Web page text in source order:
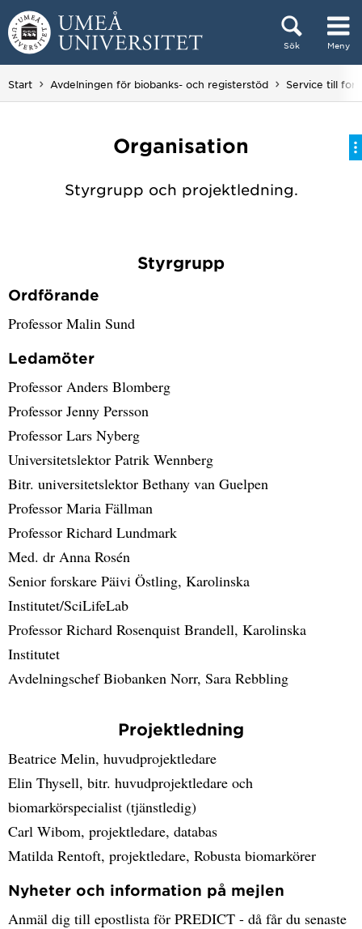
Hoppa direkt till innehållet
Sök Meny
Huvudmenyn dold.
Start Avdelningen för biobanks- och registerstöd Service till
Organisation
Styrgrupp och projektledning.
Styrgrupp
Ordförande
Professor Malin Sund
Ledamöter
Professor Anders Blomberg
Professor Jenny Persson
Professor Lars Nyberg
Universitetslektor Patrik Wennberg
Bitr. universitetslektor Bethany van Guelpen
Professor Maria Fällman
Professor Richard Lundmark
Med. dr Anna Rosén
Senior forskare Päivi Östling, Karolinska
Institutet/SciLifeLab
Professor Richard Rosenquist Brandell, Karolinska
Institutet
Avdelningschef Biobanken Norr, Sara Rebbling
Projektledning
Beatrice Melin, huvudprojektledare
Elin Thysell, bitr. huvudprojektledare och
biomarkörspecialist (tjänstledig)
Carl Wibom, projektledare, databas
Matilda Rentoft, projektledare, Robusta biomarkörer
Nyheter och information på mejlen
Anmäl dig till epostlista för PREDICT - då får du senaste